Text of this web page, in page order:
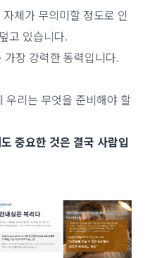
체가 무의미할 정도로 인
고 있습니다.
장 강력한 동력입니다.
우리는 무엇을 준비해야 할
중요한 것은 결국 사람입